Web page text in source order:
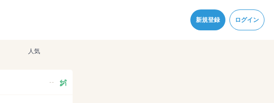
新規登録
ログイン
人気
--